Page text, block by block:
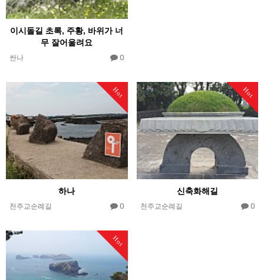
이시돌길 초록, 주황, 바위가 너
무 잘어울려요
싼나 0
Hot
하나
천주교순례길 0
Hot
신축화해길
천주교순례길 0
Hot